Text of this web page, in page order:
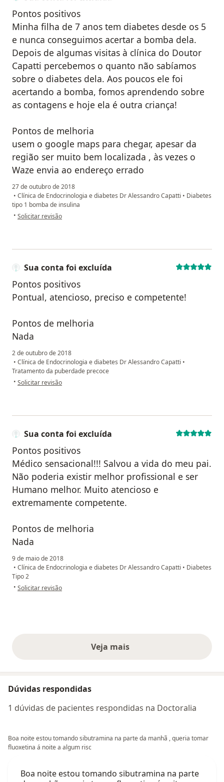
Pontos positivos
Minha filha de 7 anos tem diabetes desde os 5
e nunca conseguimos acertar a bomba dela.
Depois de algumas visitas à clínica do Doutor
Capatti percebemos o quanto não sabíamos
sobre o diabetes dela. Aos poucos ele foi
acertando a bomba, fomos aprendendo sobre
as contagens e hoje ela é outra criança!
Pontos de melhoria
usem o google maps para chegar, apesar da
região ser muito bem localizada , às vezes o
Waze envia ao endereço errado
27 de outubro de 2018
• Clínica de Endocrinologia e diabetes Dr Alessandro Capatti • Diabetes
tipo 1 bomba de insulina
• na opinião do utilizador Sua conta foi excluída
Solicitar revisão
Sua conta foi excluída
Pontos positivos
Pontual, atencioso, preciso e competente!
Pontos de melhoria
Nada
2 de outubro de 2018
• Clínica de Endocrinologia e diabetes Dr Alessandro Capatti •
Tratamento da puberdade precoce
• na opinião do utilizador Sua conta foi excluída
Solicitar revisão
Sua conta foi excluída
Pontos positivos
Médico sensacional!!! Salvou a vida do meu pai.
Não poderia existir melhor profissional e ser
Humano melhor. Muito atencioso e
extremamente competente.
Pontos de melhoria
Nada
9 de maio de 2018
• Clínica de Endocrinologia e diabetes Dr Alessandro Capatti • Diabetes
Tipo 2
• na opinião do utilizador Sua conta foi excluída
Solicitar revisão
Veja maisopiniões acima
Dúvidas respondidas
1 dúvidas de pacientes respondidas na Doctoralia
Boa noite estou tomando sibutramina na parte da manhã , queria tomar
fluoxetina á noite a algum risc
Boa noite estou tomando sibutramina na parte